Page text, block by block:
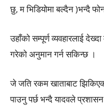
छु, म भिडियोमा बल्दैन )भन्दै
उहाँको सम्पूर्ण व्यवहारलाई
गरेको अनुमान गर्न सकिन्छ ।
जे जति रकम खाताबाट
पाउनु पर्छ भन्दै यादवले